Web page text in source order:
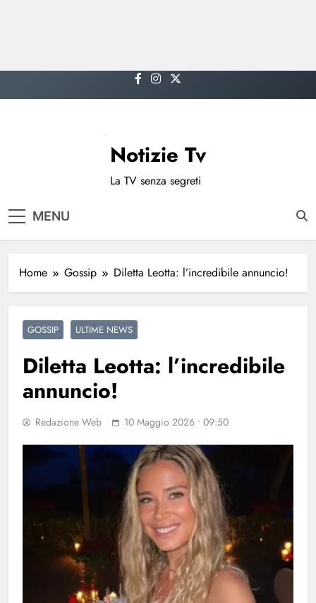
to
Notizie Tv
La TV senza segreti
MENU
Home Gossip Diletta Leotta: l’incredibile annuncio!
GOSSIP ULTIME NEWS
Diletta Leotta: l’incredibile
annuncio!
Redazione Web 10 Maggio 2026 • 09:50